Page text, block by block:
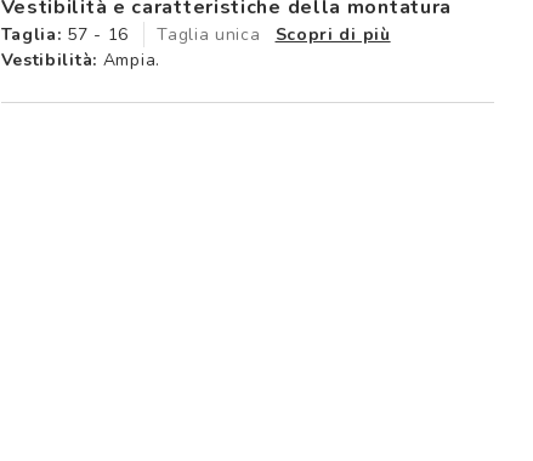
Vestibilità e caratteristiche della montatura
Taglia: 57 - 16 Taglia unica
Scopri di più
Vestibilità: Ampia.